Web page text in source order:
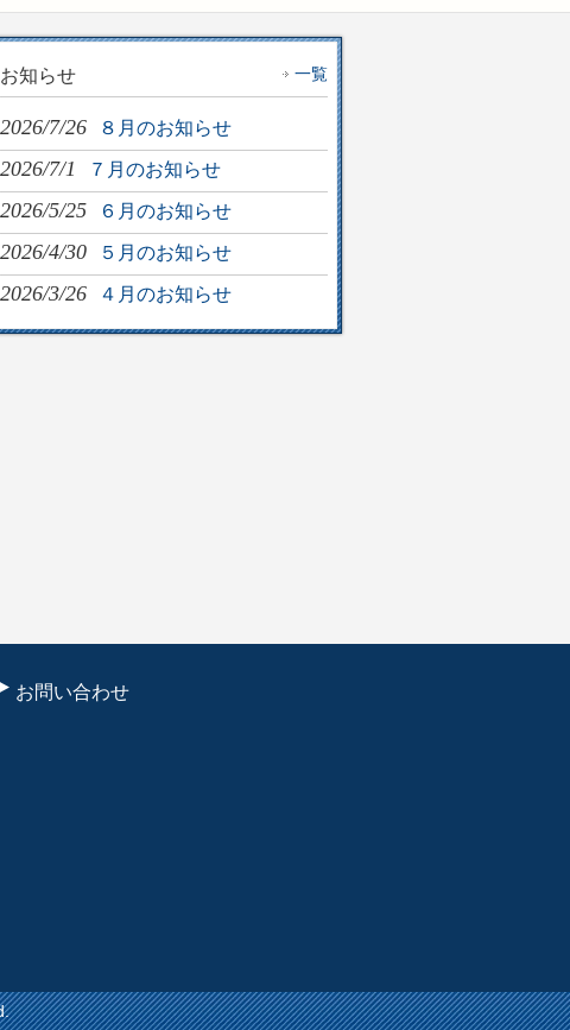
お知らせ 一覧
2026/7/26 ８月のお知らせ
2026/7/1 ７月のお知らせ
2026/5/25 ６月のお知らせ
2026/4/30 ５月のお知らせ
2026/3/26 ４月のお知らせ
お問い合わせ